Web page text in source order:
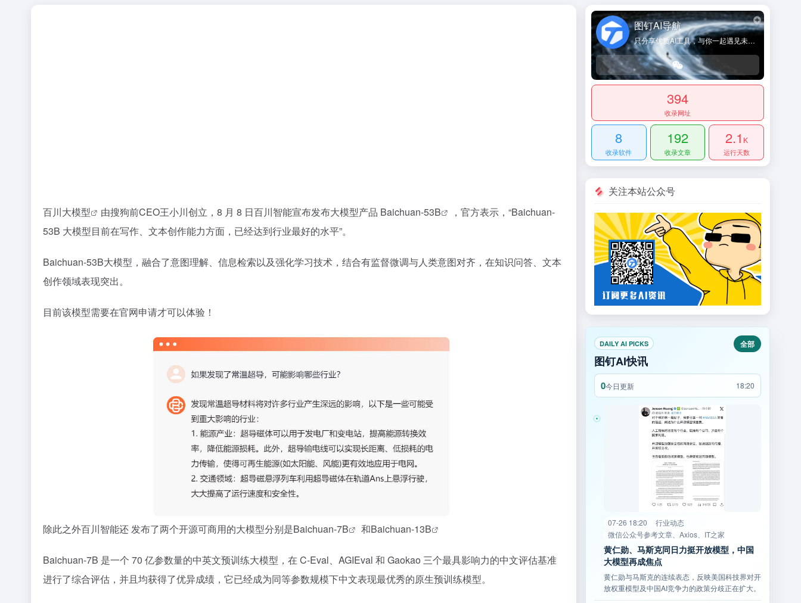
百川大模型 由搜狗前CEO王小川创立，8 月 8 日百川智能宣布发布大模型产品 Baichuan-53B ，官方表示，“Baichuan-
53B 大模型目前在写作、文本创作能力方面，已经达到行业最好的水平”。
Baichuan-53B大模型，融合了意图理解、信息检索以及强化学习技术，结合有监督微调与人类意图对齐，在知识问答、文本
创作领域表现突出。
目前该模型需要在官网申请才可以体验！
除此之外百川智能还 发布了两个开源可商用的大模型分别是Baichuan-7B 和Baichuan-13B
Baichuan-7B 是一个 70 亿参数量的中英文预训练大模型，在 C-Eval、AGIEval 和 Gaokao 三个最具影响力的中文评估基准
进行了综合评估，并且均获得了优异成绩，它已经成为同等参数规模下中文表现最优秀的原生预训练模型。
图钉AI导航
只分享优质AI工具，与你一起遇见未来！
394
收录网址
8
收录软件
192
收录文章
2.1 K
运行天数
关注本站公众号
DAILY AI PICKS
图钉AI快讯
全部
0今日更新 18:20
07-26 18:20
行业动态
微信公众号参考文章、Axios、IT之家
黄仁勋、马斯克同日力挺开放模型，中国
大模型再成焦点
黄仁勋与马斯克的连续表态，反映美国科技界对开
放权重模型及中国AI竞争力的政策分歧正在扩大。